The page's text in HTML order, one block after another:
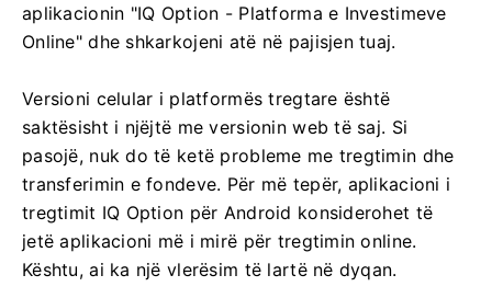
aplikacionin "IQ Option - Platforma e Investimeve
Online" dhe shkarkojeni atë në pajisjen tuaj.
Versioni celular i platformës tregtare është
saktësisht i njëjtë me versionin web të saj. Si
pasojë, nuk do të ketë probleme me tregtimin dhe
transferimin e fondeve. Për më tepër, aplikacioni i
tregtimit IQ Option për Android konsiderohet të
jetë aplikacioni më i mirë për tregtimin online.
Kështu, ai ka një vlerësim të lartë në dyqan.